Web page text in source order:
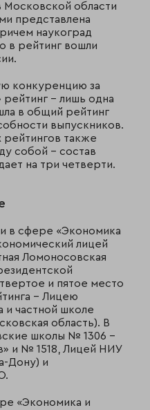
области
представлена
наукоград
в рейтинг вошли
конкуренцию за
рейтинг – лишь одна
в общий рейтинг
выпускников.
рейтингов также
собой – состав
на три четверти.
в сфере «Экономика
лицей
Ломоносовская
и пятое место
– Лицею
и частной школе
область). В
школы № 1306 –
и № 1518, Лицей НИУ
Дону) и
«Экономика и